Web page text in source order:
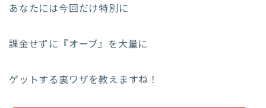
あなたには今回だけ特別に
課金せずに『オーブ』を大量に
ゲットする裏ワザを教えますね！